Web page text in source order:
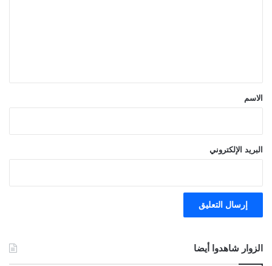
*الاسم
البريد الإلكتروني
الزوار شاهدوا أيضا